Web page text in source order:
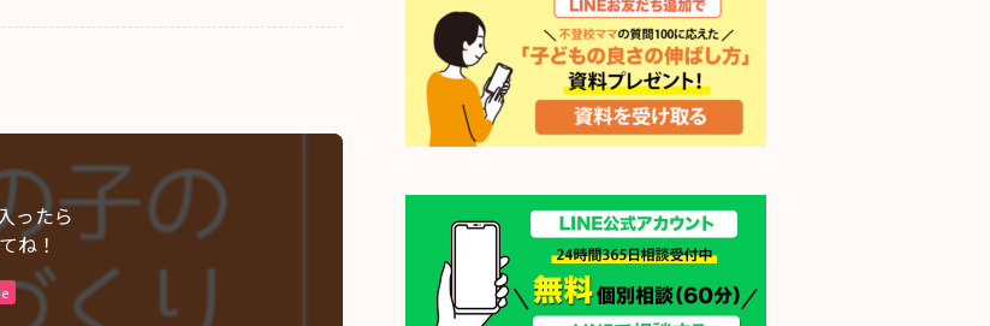
ったら
ね！